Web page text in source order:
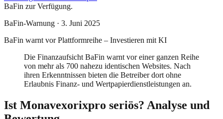
BaFin zur Verfügung.
BaFin-Warnung · 3. Juni 2025
BaFin warnt vor Plattformreihe – Investieren mit KI
Die Finanzaufsicht BaFin warnt vor einer ganzen Reihe
von mehr als 700 nahezu identischen Websites. Nach
ihren Erkenntnissen bieten die Betreiber dort ohne
Erlaubnis Finanz- und Wertpapierdienstleistungen an.
Ist Monavexorixpro seriös? Analyse und